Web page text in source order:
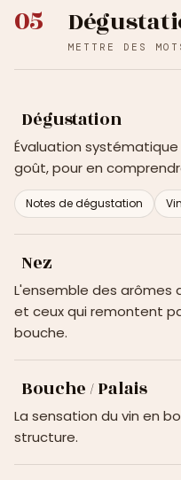
05
METTRE DES
Dégustation
Évaluation
goût, pour en
Notes de dégustation
Nez
L'ensemble des arômes
et ceux qui remontent
bouche.
Bouche / Palais
La sensation du vin en
structure.